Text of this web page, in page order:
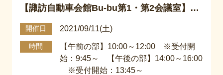
【諏訪自動車会館Bu-bu第1・第2会議室】市
民講座『塗り替えセミナー』
開催日 2021/09/11(土)
時間
【午前の部】10:00～12:00 ※受付開
始：9:45～ 【午後の部】14:00～16:00
※受付開始：13:45～